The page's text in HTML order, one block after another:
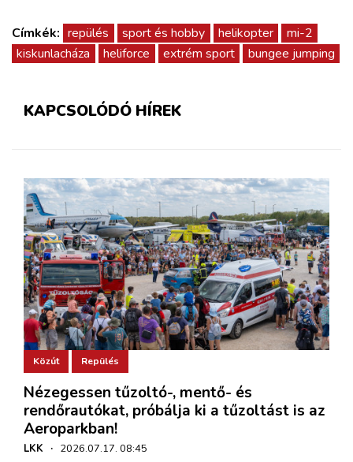
Címkék: repülés sport és hobby helikopter
mi-2
kiskunlacháza
heliforce extrém sport bungee jumping
KAPCSOLÓDÓ HÍREK
Közút Repülés
Nézegessen tűzoltó-, mentő- és
rendőrautókat, próbálja ki a tűzoltást is az
Aeroparkban!
LKK · 2026.07.17. 08:45